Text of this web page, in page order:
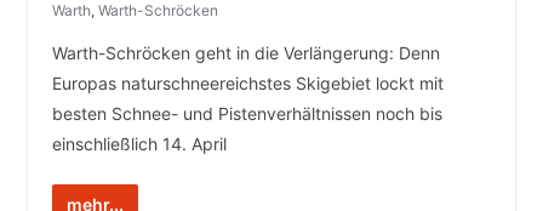
Warth, Warth-Schröcken
Warth-Schröcken geht in die Verlängerung: Denn
Europas naturschneereichstes Skigebiet lockt mit
besten Schnee- und Pistenverhältnissen noch bis
einschließlich 14. April
mehr...